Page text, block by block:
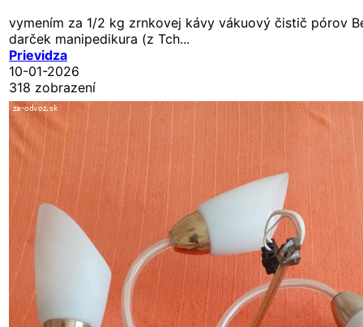
vymením za 1/2 kg zrnkovej kávy vákuový čistič pórov
darček manipedikura (z Tch...
Prievidza
10-01-2026
318 zobrazení